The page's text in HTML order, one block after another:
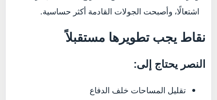
اشتعالًا، وأصبحت الجولات القادمة أكثر حساسية.
نقاط يجب تطويرها مستقبلاً
النصر يحتاج إلى:
تقليل المساحات خلف الدفاع